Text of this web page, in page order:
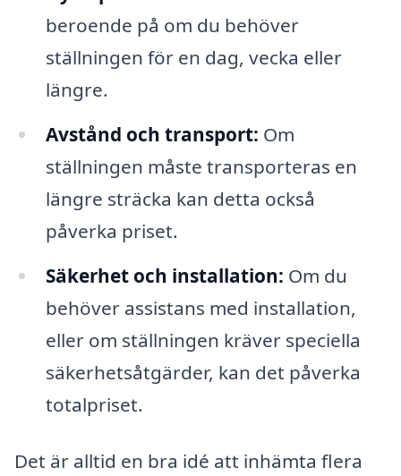
beroende på om du behöver
ställningen för en dag, vecka eller
längre.
Avstånd och transport: Om
ställningen måste transporteras en
längre sträcka kan detta också
påverka priset.
Säkerhet och installation: Om du
behöver assistans med installation,
eller om ställningen kräver speciella
säkerhetsåtgärder, kan det påverka
totalpriset.
Det är alltid en bra idé att inhämta flera